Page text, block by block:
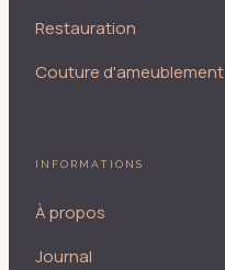
Restauration
Couture d'ameublement
INFORMATIONS
À propos
Journal